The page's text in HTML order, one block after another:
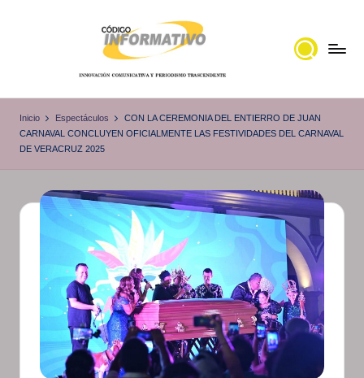
ó
d
g
n
f
o
r
noticias
Locales,
Inicio Espectáculos
CON LA CEREMONIA DEL ENTIERRO DE JUAN
CARNAVAL CONCLUYEN OFICIALMENTE LAS FESTIVIDADES DEL CARNAVAL
DE VERACRUZ 2025